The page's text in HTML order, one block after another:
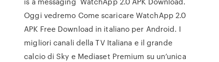
Oggi vedremo Come scaricare WatchApp 2.0
APK Free Download in italiano per Android. I
migliori canali della TV Italiana e il grande
calcio di Sky e Mediaset Premium su un’unica